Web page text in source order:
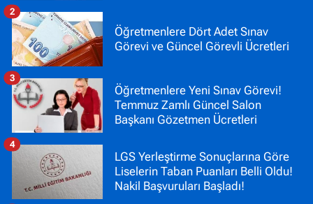
Öğretmenlere Dört Adet Sınav
Görevi ve Güncel Görevli Ücretleri
2
Öğretmenlere Yeni Sınav Görevi!
Temmuz Zamlı Güncel Salon
Başkanı Gözetmen Ücretleri
3
LGS Yerleştirme Sonuçlarına Göre
Liselerin Taban Puanları Belli Oldu!
Nakil Başvuruları Başladı!
4